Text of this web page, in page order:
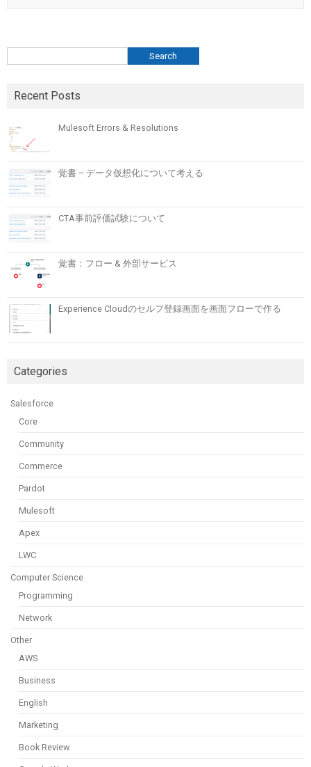
検索
Search
Recent Posts
Mulesoft Errors & Resolutions
覚書 – データ仮想化について考える
CTA事前評価試験について
覚書：フロー & 外部サービス
Experience Cloudのセルフ登録画面を画面フローで作る
Categories
Salesforce
Core
Community
Commerce
Pardot
Mulesoft
Apex
LWC
Computer Science
Programming
Network
Other
AWS
Business
English
Marketing
Book Review